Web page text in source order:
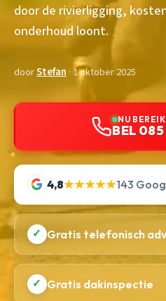
door de rivierligging,
onderhoud loont.
doorStefan · 1 oktober 2025
NU
BEL 085
4,8★★★★★143
✓ Gratis telefonisch
✓ Gratis dakinspectie